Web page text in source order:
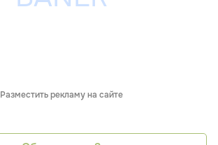
Разместить рекламу на сайте